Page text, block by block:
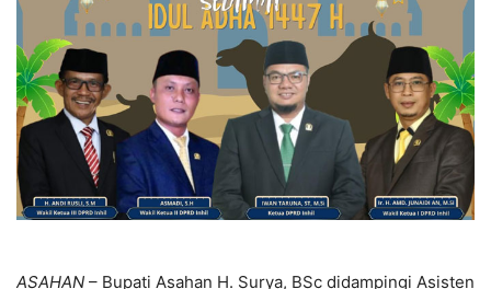
ASAHAN – Bupati Asahan H. Surya, BSc didampingi Asisten